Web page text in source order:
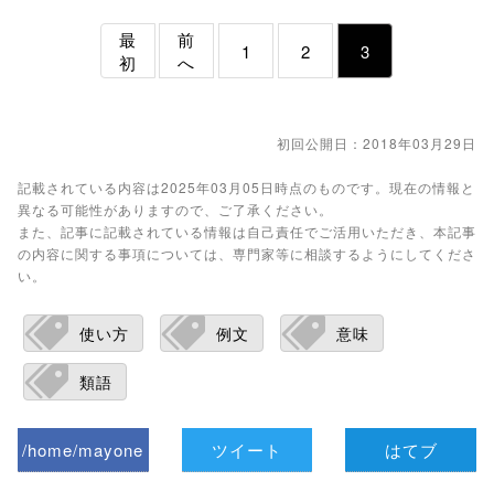
最
初
前
へ
1 2 3
初回公開日：2018年03月29日
記載されている内容は2025年03月05日時点のものです。現在の情報と
異なる可能性がありますので、ご了承ください。
また、記事に記載されている情報は自己責任でご活用いただき、本記事
の内容に関する事項については、専門家等に相談するようにしてくださ
い。
使い方 例文 意味
類語
/home/mayone
ツイート はてブ